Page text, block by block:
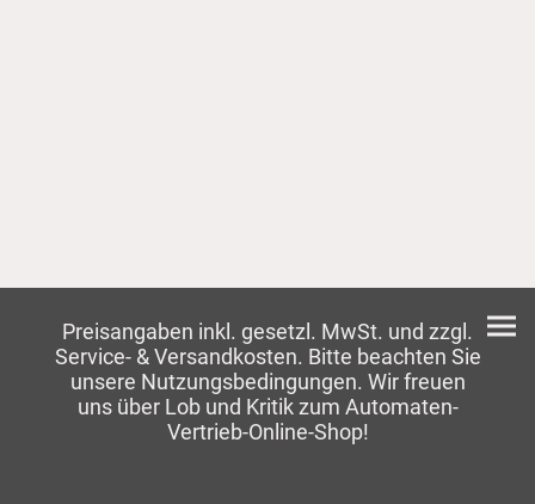
Preisangaben inkl. gesetzl. MwSt. und zzgl.
Service- & Versandkosten. Bitte beachten Sie
unsere Nutzungsbedingungen. Wir freuen
uns über Lob und Kritik zum Automaten-
Vertrieb-Online-Shop!